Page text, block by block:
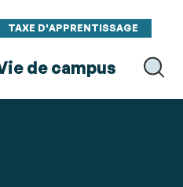
TAXE D'APPRENTISSAGE
de campus